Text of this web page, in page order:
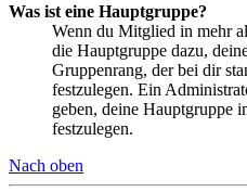
Was ist eine Hauptgruppe?
Wenn du Mitglied in mehr
die Hauptgruppe dazu,
Gruppenrang, der bei dir
festzulegen. Ein
geben, deine Hauptgruppe
festzulegen.
Nach oben